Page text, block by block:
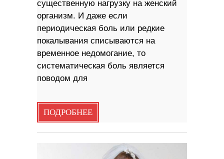
существенную нагрузку на женский
организм. И даже если
периодическая боль или редкие
покалывания списываются на
временное недомогание, то
систематическая боль является
поводом для
ПОДРОБНЕЕ